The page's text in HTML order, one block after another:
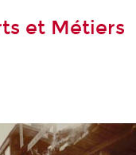
et Métiers